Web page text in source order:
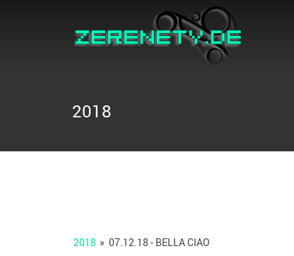
2018
2018 » 07.12.18 - BELLA CIAO